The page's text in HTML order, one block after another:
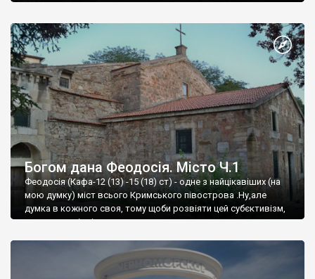
Богом дана Феодосія. Місто Ч.1
Феодосія (Кафа-12 (13) -15 (18) ст) - одне з найцікавіших (на
мою думку) міст всього Кримського півострова .Ну,але
думка в кожного своя, тому щоби розвіяти цей субєктивізм,
запрошую відвідати це